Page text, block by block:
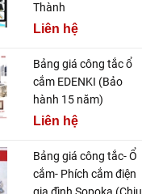
Thành
Liên hệ
Bảng giá công tắc ổ
cắm EDENKI (Bảo
hành 15 năm)
Liên hệ
Bảng giá công tắc- Ổ
cắm- Phích cắm điện